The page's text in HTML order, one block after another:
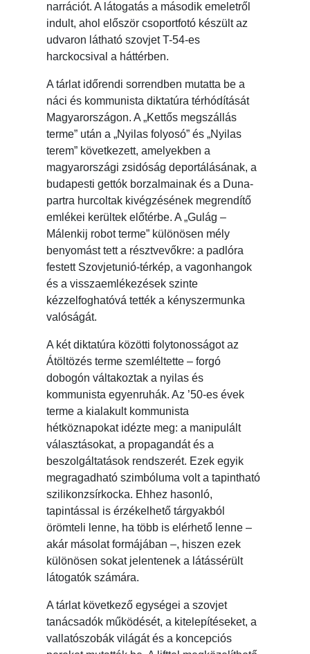
narrációt. A látogatás a második emeletről
indult, ahol először csoportfotó készült az
udvaron látható szovjet T-54-es
harckocsival a háttérben.
A tárlat időrendi sorrendben mutatta be a
náci és kommunista diktatúra térhódítását
Magyarországon. A „Kettős megszállás
terme” után a „Nyilas folyosó” és „Nyilas
terem” következett, amelyekben a
magyarországi zsidóság deportálásának, a
budapesti gettók borzalmainak és a Duna-
partra hurcoltak kivégzésének megrendítő
emlékei kerültek előtérbe. A „Gulág –
Málenkij robot terme” különösen mély
benyomást tett a résztvevőkre: a padlóra
festett Szovjetunió-térkép, a vagonhangok
és a visszaemlékezések szinte
kézzelfoghatóvá tették a kényszermunka
valóságát.
A két diktatúra közötti folytonosságot az
Átöltözés terme szemléltette – forgó
dobogón váltakoztak a nyilas és
kommunista egyenruhák. Az ’50-es évek
terme a kialakult kommunista
hétköznapokat idézte meg: a manipulált
választásokat, a propagandát és a
beszolgáltatások rendszerét. Ezek egyik
megragadható szimbóluma volt a tapintható
szilikonzsírkocka. Ehhez hasonló,
tapintással is érzékelhető tárgyakból
örömteli lenne, ha több is elérhető lenne –
akár másolat formájában –, hiszen ezek
különösen sokat jelentenek a látássérült
látogatók számára.
A tárlat következő egységei a szovjet
tanácsadók működését, a kitelepítéseket, a
vallatószobák világát és a koncepciós